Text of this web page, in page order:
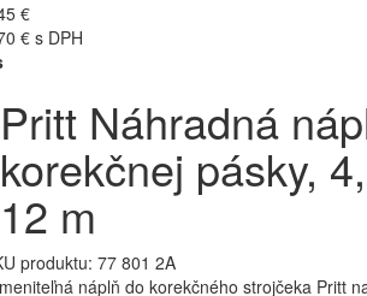
€
€ s DPH
Pritt Náhradná
korekčnej pásky,
12 m
produktu: 77 801 2A
náplň do korekčného strojčeka Pritt